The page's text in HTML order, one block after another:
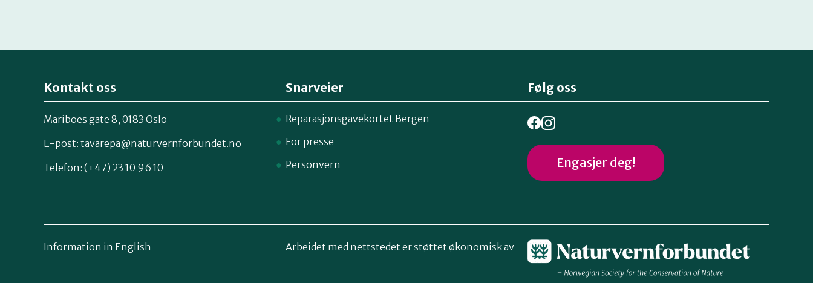
Kontakt oss
Mariboes gate 8, 0183 Oslo
E-post: tavarepa@naturvernforbundet.no
Telefon: (+47) 23 10 96 10
Snarveier
Reparasjonsgavekortet Bergen
For presse
Personvern
Følg oss
Engasjer deg!
Information in English Arbeidet med nettstedet er støttet økonomisk av